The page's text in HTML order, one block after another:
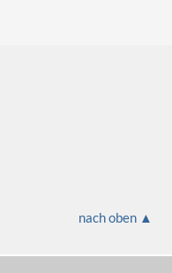
nach oben ▲